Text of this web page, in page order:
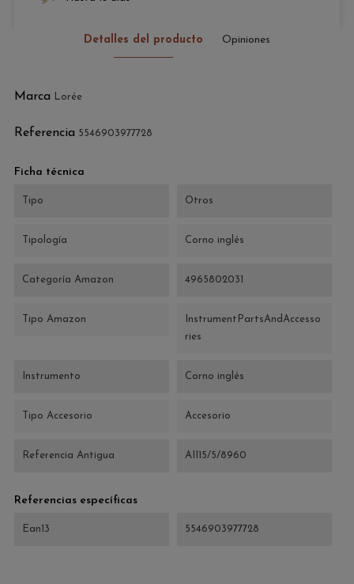
Detalles del producto Opiniones
Marca Lorée
Referencia 5546903977728
Ficha técnica
Tipo Otros
Tipología Corno inglés
Categoría Amazon 4965802031
Tipo Amazon
InstrumentPartsAndAccesso
ries
Instrumento Corno inglés
Tipo Accesorio Accesorio
Referencia Antigua AII15/5/8960
Referencias específicas
Ean13 5546903977728